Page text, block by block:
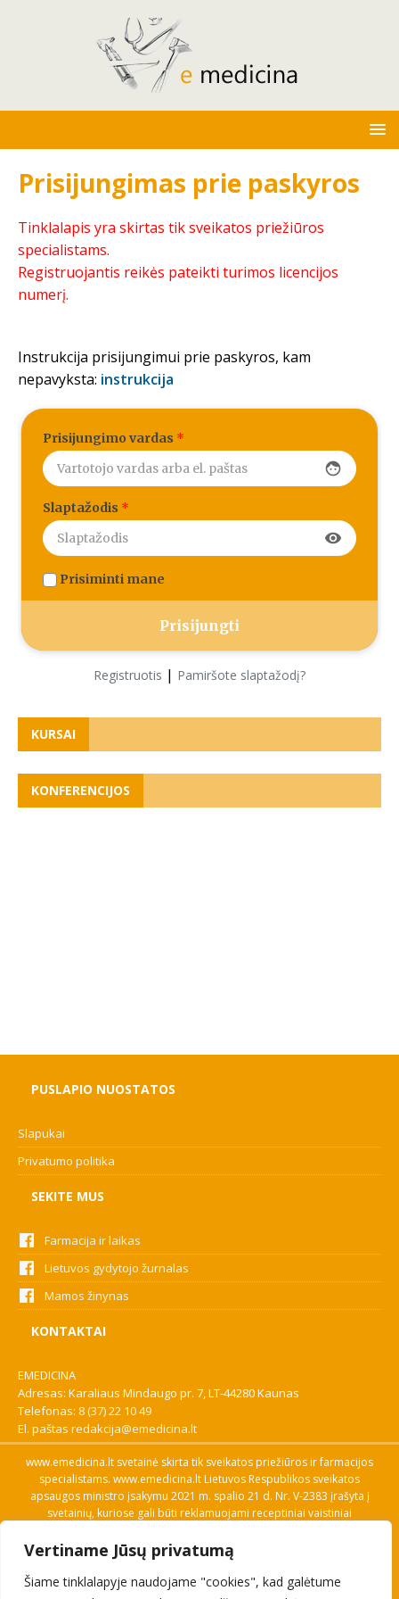
Vertiname Jūsų privatumą
Šiame tinklalapyje naudojame "cookies", kad galėtume
Prisijungimas prie paskyros
Tinklalapis yra skirtas tik sveikatos priežiūros
specialistams.
Registruojantis reikės pateikti turimos licencijos
numerį.
Instrukcija prisijungimui prie paskyros, kam
nepavyksta: instrukcija
Prisijungimo vardas *
face
Slaptažodis *
visibility
Prisiminti mane
Registruotis | Pamiršote slaptažodį?
KURSAI
KONFERENCIJOS
PUSLAPIO NUOSTATOS
Slapukai
Privatumo politika
SEKITE MUS
Farmacija ir laikas
Lietuvos gydytojo žurnalas
Mamos žinynas
KONTAKTAI
EMEDICINA
Adresas: Karaliaus Mindaugo pr. 7, LT-44280 Kaunas
Telefonas: 8 (37) 22 10 49
El. paštas redakcija@emedicina.lt
www.emedicina.lt svetainė skirta tik sveikatos priežiūros ir farmacijos
specialistams. www.emedicina.lt Lietuvos Respublikos sveikatos
apsaugos ministro įsakymu 2021 m. spalio 21 d. Nr. V-2383 įrašyta į
svetainių, kuriose gali būti reklamuojami receptiniai vaistiniai
savo profesinę kvalifikaciją. Naudingos nuorodos: Vaistų ir medicinos
pagalbos priemonių kainų paieška, VVKT tinklalapis, Sveikatos
priežiūros ar farmacijos specialisto pranešimo apie įtariamą